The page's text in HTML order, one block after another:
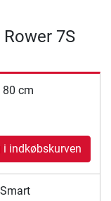
7S
cm
indkøbskurven